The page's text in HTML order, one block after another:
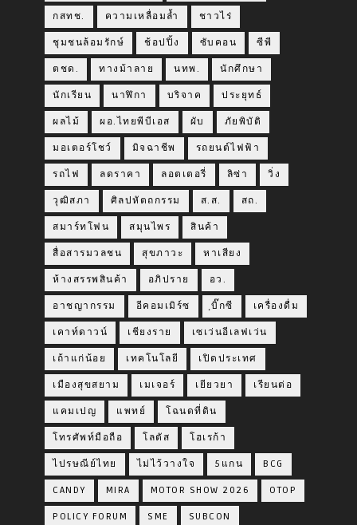
กสทช. ความเหลื่อมล้ำ ชาวไร่
ชุมชนล้อมรักษ์ ช้อปปิ้ง ซับคอน ซีพี
ตชด. ทางม้าลาย นทพ. นักศึกษา
นักเรียน นาฬิกา บริจาค ประยุทธ์
ผลไม้ ผอ.ไทยพีบีเอส ผับ ภัยพิบัติ
มอเตอร์โชว์ มิจฉาชีพ รถยนต์ไฟฟ้า
รถไฟ ลดราคา ลอตเตอรี่ ลิซ่า วิ่ง
วุฒิสภา ศิลปหัตถกรรม ส.ส. สถ.
สมาร์ทโฟน สมุนไพร สินค้า
สื่อสารมวลชน สุขภาวะ หาเสียง
ห้างสรรพสินค้า อภิปราย อว.
อาชญากรรม อีคอมเมิร์ซ ฺบิ๊กซี เครื่องดื่ม
เคาท์ดาวน์ เชียงราย เซเว่นอีเลฟเว่น
เถ้าแก่น้อย เทคโนโลยี เปิดประเทศ
เมืองสุขสยาม เมเจอร์ เยียวยา เรียนต่อ
แคมเปญ แพทย์ โฉนดที่ดิน
โทรศัพท์มือถือ โลตัส โฮเรก้า
ไปรษณีย์ไทย ไม่ไว้วางใจ 5แกน BCG
CANDY MIRA MOTOR SHOW 2026 OTOP
POLICY FORUM SME SUBCON